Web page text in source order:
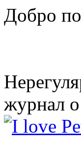
Добро
журнал